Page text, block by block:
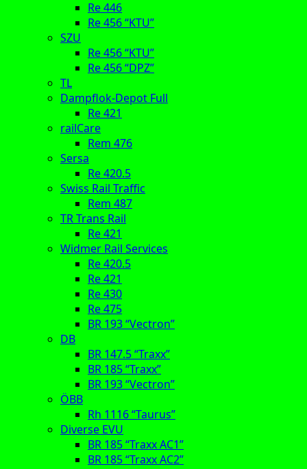
Re 446
Re 456 “KTU”
SZU
Re 456 “KTU”
Re 456 “DPZ”
TL
Dampflok-Depot Full
Re 421
railCare
Rem 476
Sersa
Re 420.5
Swiss Rail Traffic
Rem 487
TR Trans Rail
Re 421
Widmer Rail Services
Re 420.5
Re 421
Re 430
Re 475
BR 193 “Vectron”
DB
BR 147.5 “Traxx”
BR 185 “Traxx”
BR 193 “Vectron”
ÖBB
Rh 1116 “Taurus”
Diverse EVU
BR 185 “Traxx AC1”
BR 185 “Traxx AC2”